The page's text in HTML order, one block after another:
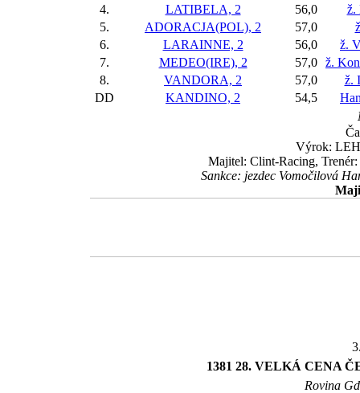
4.
LATIBELA, 2 56,0
ž.
5.
ADORACJA(POL), 2 57,0
6.
LARAINNE, 2 56,0
ž.
7.
MEDEO(IRE), 2 57,0 ž.
8.
VANDORA, 2 57,0
ž.
DD
KANDINO, 2 54,5
Výrok:
Majitel: Clint-Racing,
Sankce: jezdec Vomočilová
1381 28. VELKÁ CENA
Rovina